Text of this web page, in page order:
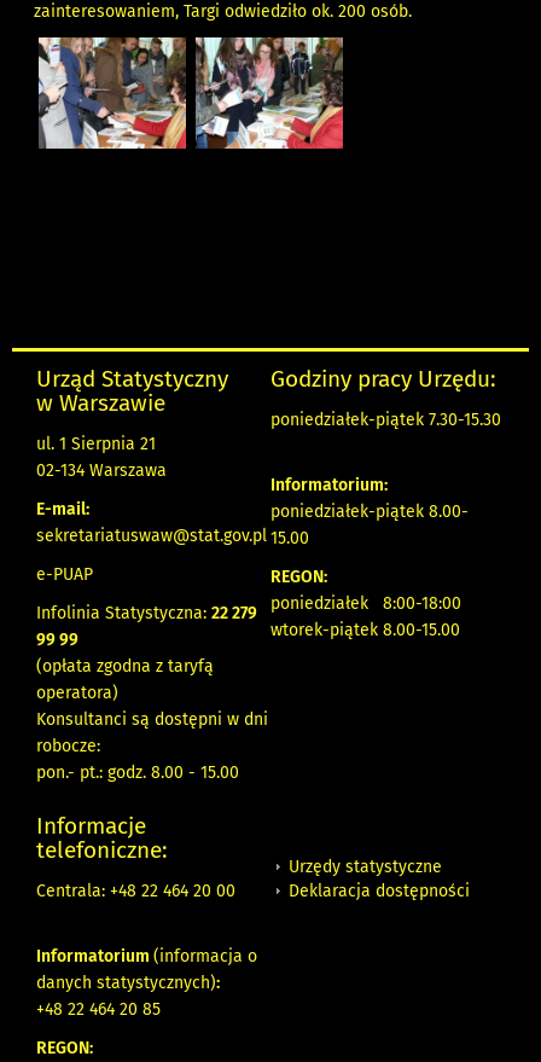
zainteresowaniem, Targi odwiedziło ok. 200 osób.
Urząd Statystyczny
w Warszawie
ul. 1 Sierpnia 21
02-134 Warszawa
E-mail:
sekretariatuswaw@stat.gov.pl
e-PUAP
Infolinia Statystyczna: 22 279
99 99
(opłata zgodna z taryfą
operatora)
Konsultanci są dostępni w dni
robocze:
pon.- pt.: godz. 8.00 - 15.00
Godziny pracy Urzędu:
poniedziałek-piątek 7.30-15.30
Informatorium:
poniedziałek-piątek 8.00-
15.00
REGON:
poniedziałek 8:00-18:00
wtorek-piątek 8.00-15.00
Informacje
telefoniczne:
Centrala: +48 22 464 20 00
Informatorium (informacja o
danych statystycznych):
+48 22 464 20 85
REGON:
Urzędy statystyczne
Deklaracja dostępności